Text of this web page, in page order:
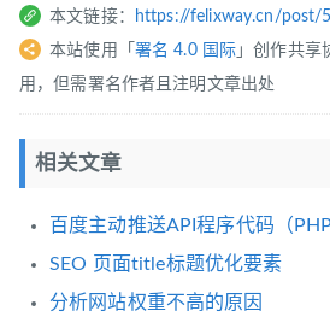
本文链接：
https://felixway.cn/post/
本站使用「 署名 4.0 国际 」创作共享
用，但需署名作者且注明文章出处
相关文章
百度主动推送API程序代码（PHP
SEO 页面title标题优化要素
分析网站权重不高的原因